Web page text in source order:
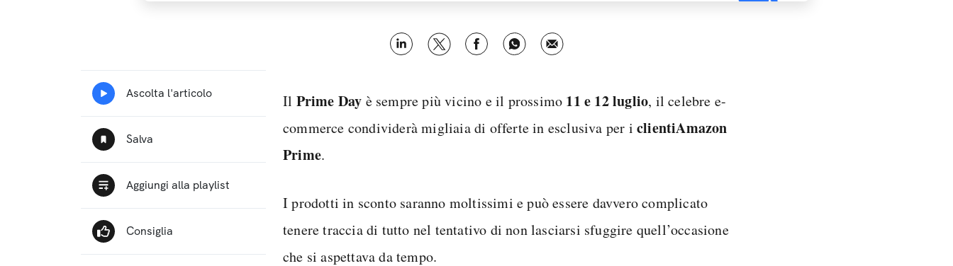
Il Prime Day è sempre più vicino e il prossimo 11 e 12 luglio, il celebre e-
commerce condividerà migliaia di offerte in esclusiva per iclientiAmazon
Prime.
I prodotti in sconto saranno moltissimi e può essere davvero complicato
tenere traccia di tutto nel tentativo di non lasciarsi sfuggire quell’occasione
che si aspettava da tempo.